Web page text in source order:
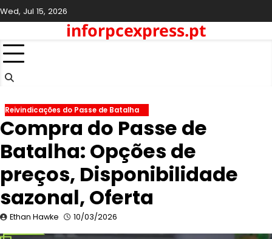
Skip
to
Wed, Jul 15, 2026
inforpcexpress.pt
Reivindicações do Passe de Batalha
Compra do Passe de
Batalha: Opções de
preços, Disponibilidade
sazonal, Oferta
Ethan Hawke 10/03/2026